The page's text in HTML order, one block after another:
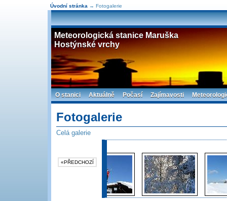
Úvodní stránka → Fotogalerie
Meteorologická stanice Maruška
Hostýnské vrchy
O stanici Aktuálně Počasí Zajímavosti
Fotogalerie
Celá galerie
«PŘEDCHOZÍ